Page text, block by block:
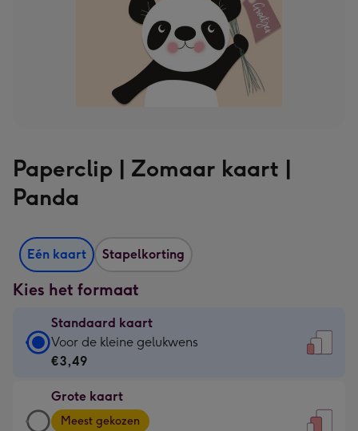
Paperclip | Zomaar kaart |
Panda
Eén kaart Stapelkorting
Kies het formaat
Standaard kaart
Standaard
kaart
€3,49
-
Voor de kleine gelukwens
€3,49
Grote kaart
Grote
Meest gekozen